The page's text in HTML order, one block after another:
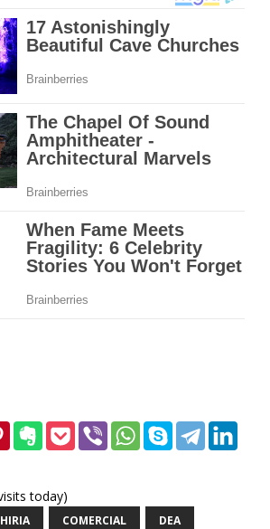
today)
COMERCIAL DEA